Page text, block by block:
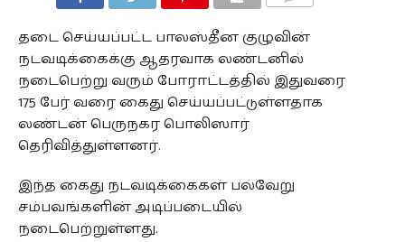
தடை செய்யப்பட்ட பாலஸ்தீன குழுவின்
நடவடிக்கைக்கு ஆதரவாக லண்டனில்
நடைபெற்று வரும் போராட்டத்தில் இதுவரை
175 பேர் வரை கைது செய்யப்பட்டுள்ளதாக
லண்டன் பெருநகர பொலிஸார்
தெரிவித்துள்ளனர்.
இந்த கைது நடவடிக்கைகள் பல்வேறு
சம்பவங்களின் அடிப்படையில்
நடைபெற்றுள்ளது.